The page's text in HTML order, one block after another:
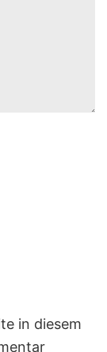
in diesem